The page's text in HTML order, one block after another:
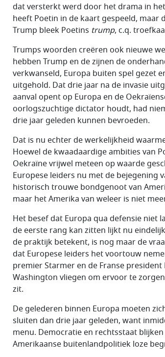
dat versterkt werd door het drama in
heeft Poetin in de kaart gespeeld, maar
Trump bleek Poetins trump, c.q.
Trumps woorden creëren ook nieuwe
hebben Trump en de zijnen de
verkwanseld, Europa buiten spel gezet
uitgehold. Dat drie jaar na de invasie
aanval opent op Europa en de
oorlogszuchtige dictator houdt, had
drie jaar geleden kunnen bevroeden.
Dat is nu echter de werkelijkheid
Hoewel de kwaadaardige ambities van
Oekraïne vrijwel meteen op waarde
Europese leiders nu met de bejegening
historisch trouwe bondgenoot van
maar het Amerika van weleer is niet
Het besef dat Europa qua defensie niet
de eerste rang kan zitten lijkt nu
de praktijk betekent, is nog maar de
dat Europese leiders het voortouw
premier Starmer en de Franse
Washington vliegen om ervoor te
zit.
De gelederen binnen Europa moeten
sluiten dan drie jaar geleden, want
menu. Democratie en rechtsstaat
Amerikaanse buitenlandpolitiek loze